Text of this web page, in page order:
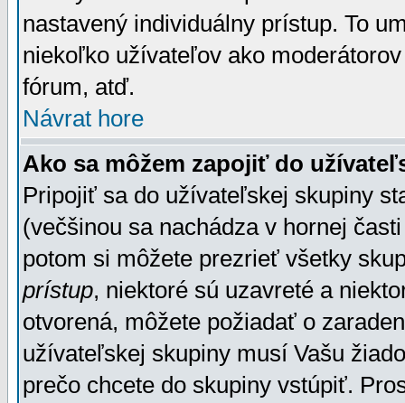
nastavený individuálny prístup. To
niekoľko užívateľov ako
fórum, atď.
Návrat hore
Ako sa môžem zapojiť do
Pripojiť sa do užívateľskej skupiny
(večšinou sa nachádza v hornej
potom si môžete prezrieť všetky
prístup, niektoré sú uzavreté a
otvorená, môžete požiadať o
užívateľskej skupiny musí Vašu
prečo chcete do skupiny vstúpiť.